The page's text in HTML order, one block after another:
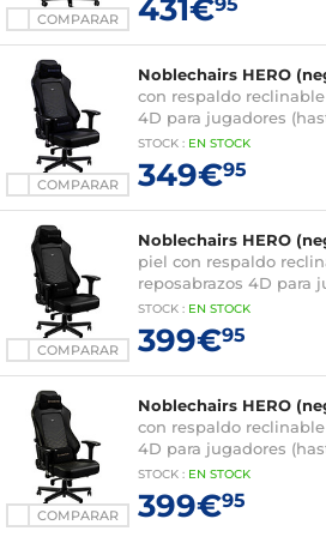
COMPARAR 431€
COMPARAR
Noblechairs HERO
con respaldo reclinable
4D para jugadores
STOCK : EN STOCK
349€95
COMPARAR
Noblechairs HERO
piel con respaldo
reposabrazos 4D para
STOCK : EN STOCK
399€95
COMPARAR
Noblechairs HERO
con respaldo reclinable
4D para jugadores
STOCK : EN STOCK
399€95